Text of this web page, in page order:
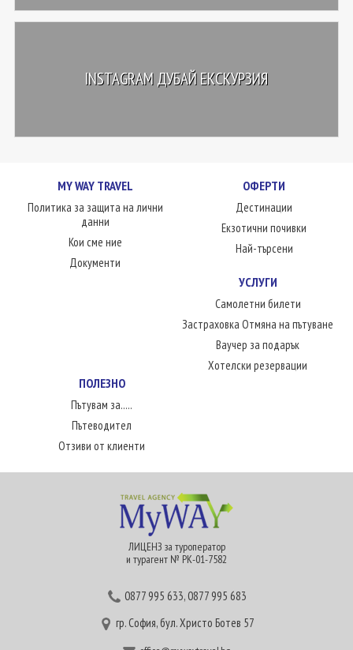
INSTAGRAM ДУБАЙ ЕКСКУРЗИЯ
MY WAY TRAVEL
Политика за защита на лични
данни
Кои сме ние
Документи
ОФЕРТИ
Дестинации
Екзотични почивки
Най-търсени
УСЛУГИ
Самолетни билети
Застраховка Отмяна на пътуване
Ваучер за подарък
Хотелски резервации
ПОЛЕЗНО
Пътувам за.....
Пътеводител
Отзиви от клиенти
ЛИЦЕНЗ за туроператор
и турагент № РК-01-7582
0877 995 633,0877 995 683
гр. София, бул. Христо Ботев 57